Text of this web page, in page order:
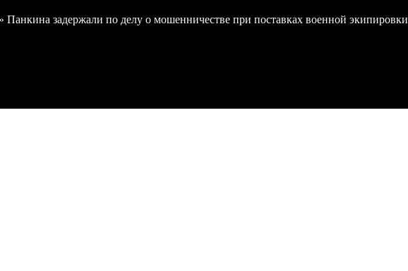
Панкина задержали по делу о мошенничестве при поставках военной экипировки